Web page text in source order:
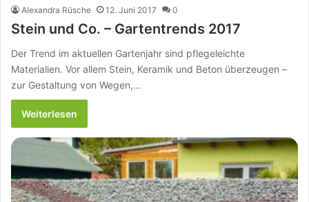
Alexandra Rüsche 12. Juni 2017 0
Stein und Co. – Gartentrends 2017
Der Trend im aktuellen Gartenjahr sind pflegeleichte
Materialien. Vor allem Stein, Keramik und Beton überzeugen –
zur Gestaltung von Wegen,…
Weiterlesen